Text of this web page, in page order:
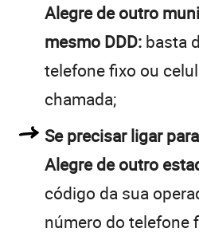
Alegre de outro
mesmo DDD: basta
telefone fixo ou
chamada;
Se precisar ligar
Alegre de outro
código da sua
número do telefone